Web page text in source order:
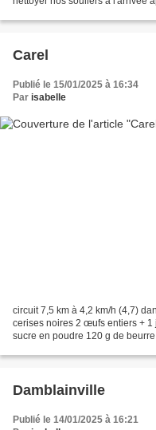
Carel
Publié le 15/01/2025 à 16:34
Par isabelle
circuit 7,5 km à 4,2 km/h (4,7)
cerises noires 2 œufs entiers +
sucre en poudre 120 g de
Damblainville
Publié le 14/01/2025 à 16:21